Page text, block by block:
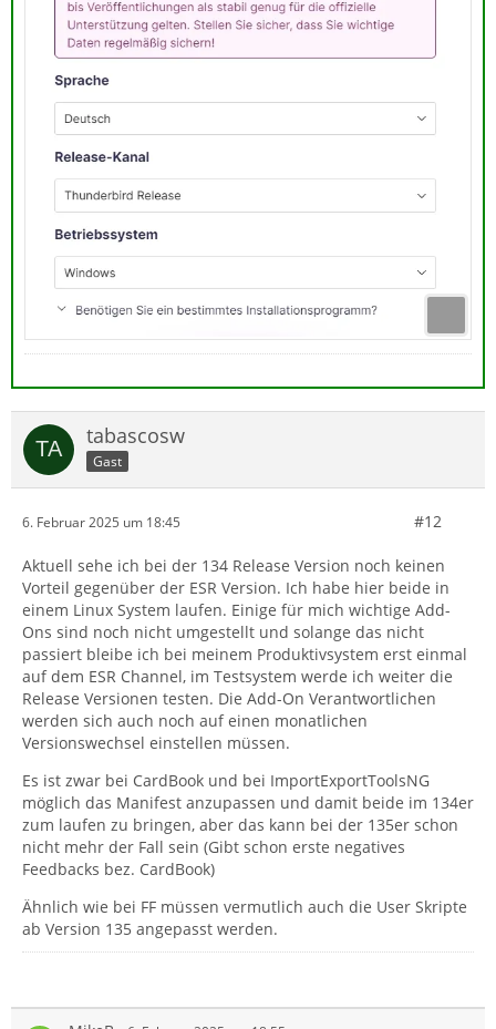
tabascosw
Gast
6. Februar 2025 um 18:45 #12
Aktuell sehe ich bei der 134 Release Version noch keinen
Vorteil gegenüber der ESR Version. Ich habe hier beide in
einem Linux System laufen. Einige für mich wichtige Add-
Ons sind noch nicht umgestellt und solange das nicht
passiert bleibe ich bei meinem Produktivsystem erst einmal
auf dem ESR Channel, im Testsystem werde ich weiter die
Release Versionen testen. Die Add-On Verantwortlichen
werden sich auch noch auf einen monatlichen
Versionswechsel einstellen müssen.
Es ist zwar bei CardBook und bei ImportExportToolsNG
möglich das Manifest anzupassen und damit beide im 134er
zum laufen zu bringen, aber das kann bei der 135er schon
nicht mehr der Fall sein (Gibt schon erste negatives
Feedbacks bez. CardBook)
Ähnlich wie bei FF müssen vermutlich auch die User Skripte
ab Version 135 angepasst werden.